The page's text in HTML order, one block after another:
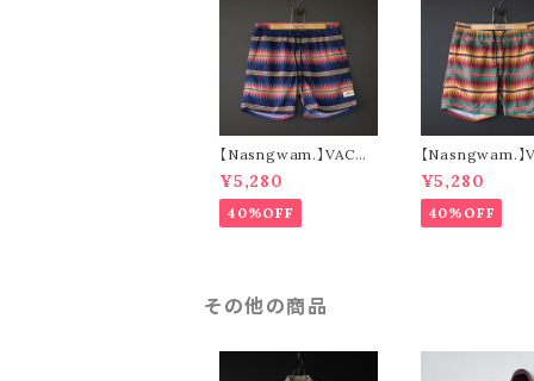
【Nasngwam.】VACA
TION SHORTS (nav
y)
¥5,280
40%OFF
【Nasngwam.】
TION SHORTS
n)
¥5,280
40%OFF
その他の商品